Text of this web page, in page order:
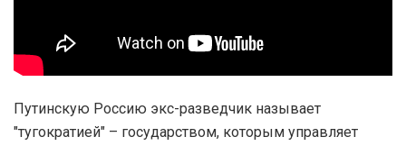
Путинскую Россию экс-разведчик называет
"тугократией" – государством, которым управляет